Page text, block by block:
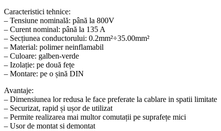
Caracteristici tehnice:
– Tensiune nominală: până la 800V
– Curent nominal: până la 135 A
– Secțiunea conductorului: 0.2mm²÷35.00mm²
– Material: polimer neinflamabil
– Culoare: galben-verde
– Izolație: pe două fețe
– Montare: pe o șină DIN
Avantaje:
– Dimensiunea lor redusa le face preferate la cablare in spatii limitate
– Securizat, rapid și ușor de utilizat
– Permite realizarea mai multor comutații pe suprafețe mici
– Usor de montat si demontat